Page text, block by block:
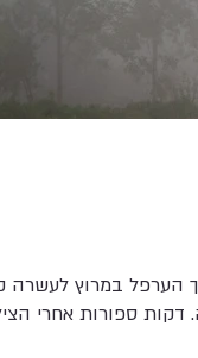
הערפל במרוץ לעשרה